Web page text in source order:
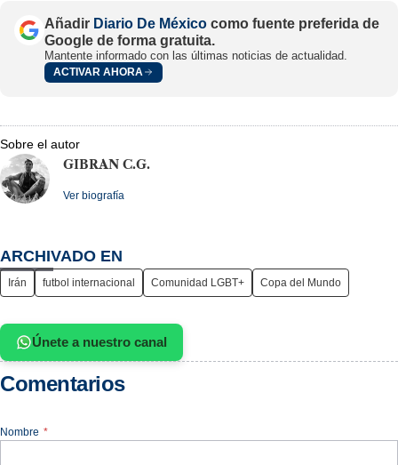
Añadir Diario De México como fuente preferida de
Google de forma gratuita.
Mantente informado con las últimas noticias de actualidad.
ACTIVAR AHORA
Sobre el autor
GIBRAN C.G.
Ver biografía
ARCHIVADO EN
Irán futbol internacional Comunidad LGBT+ Copa del Mundo
Únete a nuestro canal
Comentarios
Nombre *